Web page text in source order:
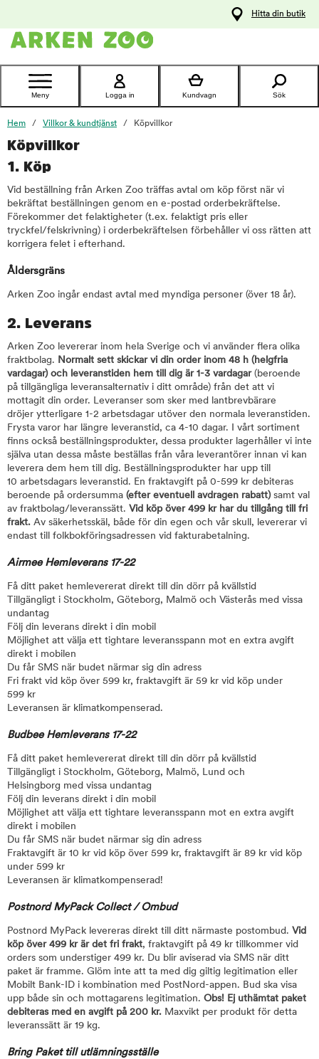
Kontakta
Hitta din butik
Meny Logga in Kundvagn Sök
Hem Villkor & kundtjänst Köpvillkor
Köpvillkor
1. Köp
Vid beställning från Arken Zoo träffas avtal om köp först när vi
bekräftat beställningen genom en e-postad orderbekräftelse.
Förekommer det felaktigheter (t.ex. felaktigt pris eller
tryckfel/felskrivning) i orderbekräftelsen förbehåller vi oss rätten att
korrigera felet i efterhand.
Åldersgräns
Arken Zoo ingår endast avtal med myndiga personer (över 18 år).
2. Leverans
Arken Zoo levererar inom hela Sverige och vi använder flera olika
fraktbolag. Normalt sett skickar vi din order inom 48 h (helgfria
vardagar) och leveranstiden hem till dig är 1-3 vardagar(beroende
på tillgängliga leveransalternativ i ditt område) från det att vi
mottagit din order. Leveranser som sker med lantbrevbärare
dröjer ytterligare 1-2 arbetsdagar utöver den normala leveranstiden.
Frysta varor har längre leveranstid, ca 4-10 dagar. I vårt sortiment
finns också beställningsprodukter, dessa produkter lagerhåller vi inte
själva utan dessa måste beställas från våra leverantörer innan vi kan
leverera dem hem till dig. Beställningsprodukter har upp till
10 arbetsdagars leveranstid. En fraktavgift på 0-599 kr debiteras
beroende på ordersumma (efter eventuell avdragen rabatt)samt val
av fraktbolag/leveranssätt. Vid köp över 499 kr har du tillgång till fri
frakt. Av säkerhetsskäl, både för din egen och vår skull, levererar vi
endast till folkbokföringsadressen vid fakturabetalning.
Airmee Hemleverans 17-22
Få ditt paket hemlevererat direkt till din dörr på kvällstid
Tillgängligt i Stockholm, Göteborg, Malmö och Västerås med vissa
undantag
Följ din leverans direkt i din mobil
Möjlighet att välja ett tightare leveransspann mot en extra avgift
direkt i mobilen
Du får SMS när budet närmar sig din adress
Fri frakt vid köp över 599 kr, fraktavgift är 59 kr vid köp under
599 kr
Leveransen är klimatkompenserad.
Budbee Hemleverans 17-22
Få ditt paket hemlevererat direkt till din dörr på kvällstid
Tillgängligt i Stockholm, Göteborg, Malmö, Lund och
Helsingborg med vissa undantag
Följ din leverans direkt i din mobil
Möjlighet att välja ett tightare leveransspann mot en extra avgift
direkt i mobilen
Du får SMS när budet närmar sig din adress
Fraktavgift är 10 kr vid köp över 599 kr, fraktavgift är 89 kr vid köp
under 599 kr
Leveransen är klimatkompenserad!
Postnord MyPack Collect / Ombud
Postnord MyPack levereras direkt till ditt närmaste postombud. Vid
köp över 499 kr är det fri frakt, fraktavgift på 49 kr tillkommer vid
orders som understiger 499 kr. Du blir aviserad via SMS när ditt
paket är framme. Glöm inte att ta med dig giltig legitimation eller
Mobilt Bank-ID i kombination med PostNord-appen. Bud ska visa
upp både sin och mottagarens legitimation. Obs! Ej uthämtat paket
debiteras med en avgift på 200 kr. Maxvikt per produkt för detta
leveranssätt är 19 kg.
Bring Paket till utlämningsställe